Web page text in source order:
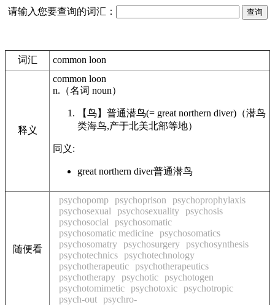
请输入您要查询的词汇：
词汇 common loon
释义
common loon
n. （名词 noun）
【鸟】 普通潜鸟(= great northern diver) （潜鸟
类海鸟,产于北美北部等地）
同义:
great northern diver普通潜鸟
随便看
psychopomp psychoprison
psychoprophylaxis
psychosexual
psychosexuality psychosis
psychosocial
psychosomatic
psychosomatic medicine psychosomatics
psychosomatry psychosurgery psychosynthesis
psychotechnics psychotechnology
psychotherapeutic psychotherapeutics
psychotherapy psychotic psychotogen
psychotomimetic psychotoxic psychotropic
psych-out psychro-